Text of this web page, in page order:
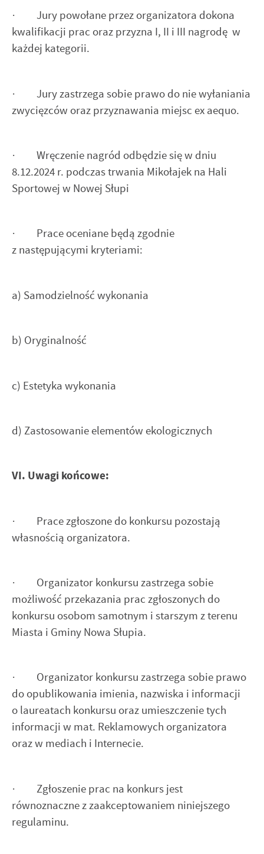
· Jury powołane przez organizatora dokona
kwalifikacji prac oraz przyzna I, II i III nagrodę w
każdej kategorii.
· Jury zastrzega sobie prawo do nie wyłaniania
zwycięzców oraz przyznawania miejsc ex aequo.
· Wręczenie nagród odbędzie się w dniu
8.12.2024 r. podczas trwania Mikołajek na Hali
Sportowej w Nowej Słupi
· Prace oceniane będą zgodnie
z następującymi kryteriami:
a) Samodzielność wykonania
b) Oryginalność
c) Estetyka wykonania
d) Zastosowanie elementów ekologicznych
VI. Uwagi końcowe:
· Prace zgłoszone do konkursu pozostają
własnością organizatora.
· Organizator konkursu zastrzega sobie
możliwość przekazania prac zgłoszonych do
konkursu osobom samotnym i starszym z terenu
Miasta i Gminy Nowa Słupia.
· Organizator konkursu zastrzega sobie prawo
do opublikowania imienia, nazwiska i informacji
o laureatach konkursu oraz umieszczenie tych
informacji w mat. Reklamowych organizatora
oraz w mediach i Internecie.
· Zgłoszenie prac na konkurs jest
równoznaczne z zaakceptowaniem niniejszego
regulaminu.